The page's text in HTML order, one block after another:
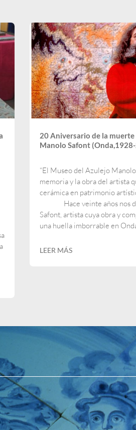
20 Aniversario de la
Manolo Safont
“El Museo del Azulejo
memoria y la obra del artista
cerámica en patrimonio
Hace veinte años nos
Safont, artista cuya obra y
una huella imborrable en
LEER MÁS